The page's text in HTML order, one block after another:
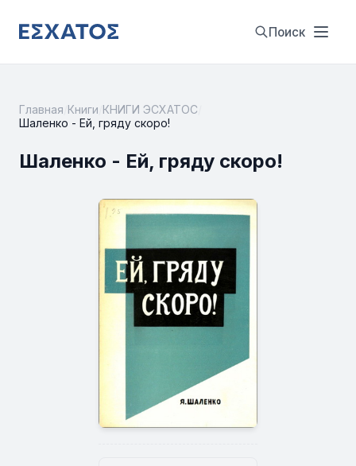
Поиск
Главная Книги КНИГИ ЭСХАТОС
Шаленко - Ей, гряду скоро!
Шаленко - Ей, гряду скоро!